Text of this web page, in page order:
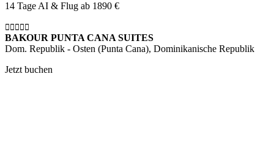
14 Tage AI & Flug ab 1890 €
BAKOUR PUNTA CANA SUITES
Dom. Republik - Osten (Punta Cana), Dominikanische Republik
Jetzt buchen